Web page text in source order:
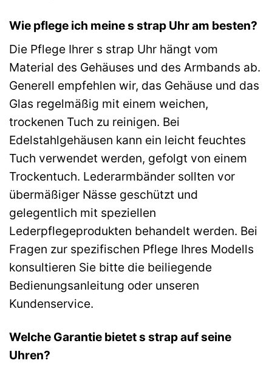
Wie pflege ich meine s strap Uhr am besten?
Die Pflege Ihrer s strap Uhr hängt vom
Material des Gehäuses und des Armbands ab.
Generell empfehlen wir, das Gehäuse und das
Glas regelmäßig mit einem weichen,
trockenen Tuch zu reinigen. Bei
Edelstahlgehäusen kann ein leicht feuchtes
Tuch verwendet werden, gefolgt von einem
Trockentuch. Lederarmbänder sollten vor
übermäßiger Nässe geschützt und
gelegentlich mit speziellen
Lederpflegeprodukten behandelt werden. Bei
Fragen zur spezifischen Pflege Ihres Modells
konsultieren Sie bitte die beiliegende
Bedienungsanleitung oder unseren
Kundenservice.
Welche Garantie bietet s strap auf seine
Uhren?